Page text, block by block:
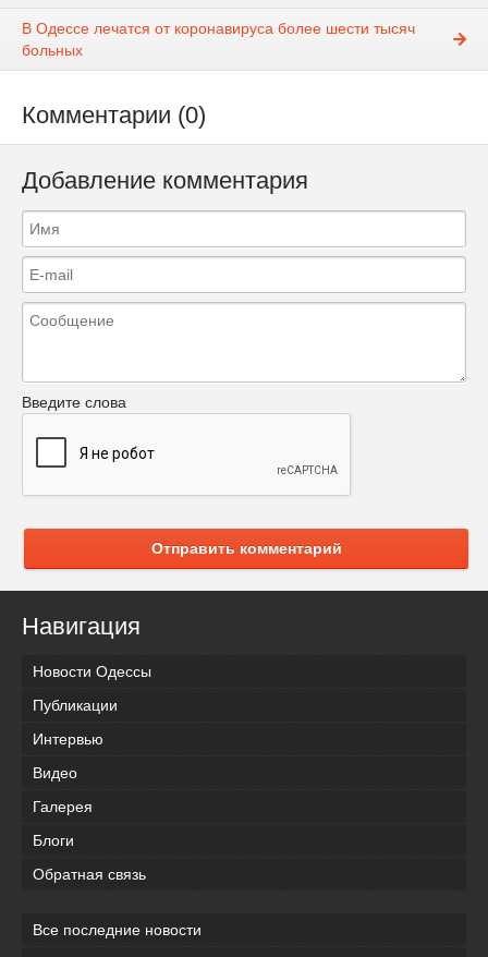
В Одессе лечатся от коронавируса более шести тысяч
больных
Комментарии (0)
Добавление комментария
Введите слова
Отправить комментарий
Навигация
Новости Одессы
Публикации
Интервью
Видео
Галерея
Блоги
Обратная связь
Все последние новости